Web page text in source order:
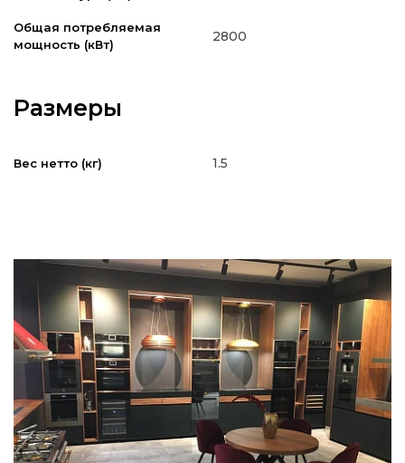
Общая потребляемая
мощность (кВт)
2800
Размеры
Вес нетто (кг) 1.5